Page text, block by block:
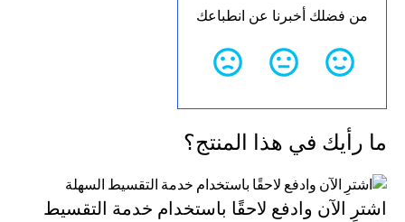
من فضلك أخبرنا عن انطباعك
ما رأيك في هذا المنتج؟
اشترِ الآن وادفع لاحقًا باستخدام خدمة التقسيط